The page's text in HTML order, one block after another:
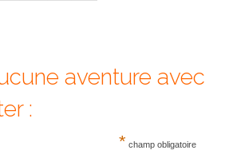
aventure avec
:
* champ obligatoire